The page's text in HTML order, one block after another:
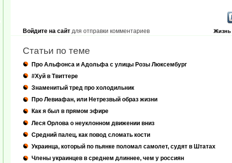
Жизнь
Войдите на сайт для отправки комментариев
Статьи по теме
Про Альфонса и Адольфа с улицы Розы Люксембург
#Хуй в Твиттере
Знаменитый тред про холодильник
Про Левиафан, или Нетрезвый образ жизни
Как я был в прямом эфире
Леся Орлова о неуклонном движении вниз
Средний палец, как повод сломать кости
Украинца, который по пьянке поломал самолет, судят в Штатах
Члены украинцев в среднем длиннее, чем у россиян